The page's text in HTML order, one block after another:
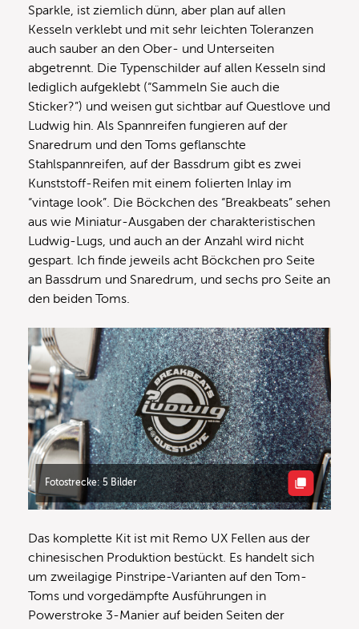
Sparkle, ist ziemlich dünn, aber plan auf allen
Kesseln verklebt und mit sehr leichten Toleranzen
auch sauber an den Ober- und Unterseiten
abgetrennt. Die Typenschilder auf allen Kesseln sind
lediglich aufgeklebt (“Sammeln Sie auch die
Sticker?”) und weisen gut sichtbar auf Questlove und
Ludwig hin. Als Spannreifen fungieren auf der
Snaredrum und den Toms geflanschte
Stahlspannreifen, auf der Bassdrum gibt es zwei
Kunststoff-Reifen mit einem folierten Inlay im
“vintage look”. Die Böckchen des “Breakbeats” sehen
aus wie Miniatur-Ausgaben der charakteristischen
Ludwig-Lugs, und auch an der Anzahl wird nicht
gespart. Ich finde jeweils acht Böckchen pro Seite
an Bassdrum und Snaredrum, und sechs pro Seite an
den beiden Toms.
Fotostrecke: 5 Bilder
Das komplette Kit ist mit Remo UX Fellen aus der
chinesischen Produktion bestückt. Es handelt sich
um zweilagige Pinstripe-Varianten auf den Tom-
Toms und vorgedämpfte Ausführungen in
Powerstroke 3-Manier auf beiden Seiten der